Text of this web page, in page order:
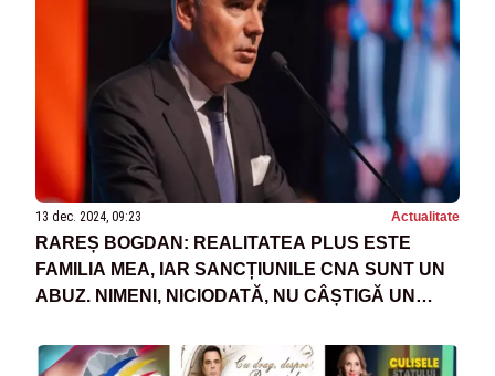
13 dec. 2024, 09:23 Actualitate
RAREȘ BOGDAN: REALITATEA PLUS ESTE
FAMILIA MEA, IAR SANCȚIUNILE CNA SUNT UN
ABUZ. NIMENI, NICIODATĂ, NU CÂȘTIGĂ UN